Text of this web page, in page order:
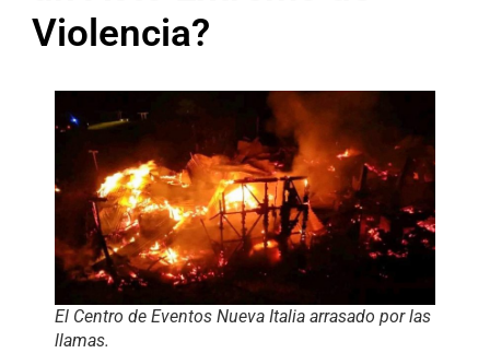
Violencia?
El Centro de Eventos Nueva Italia arrasado por las
llamas.